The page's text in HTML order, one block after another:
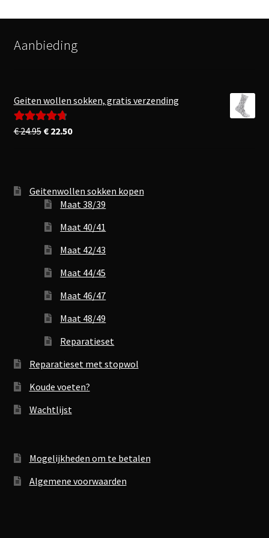
Aanbieding
Geiten wollen sokken, gratis verzending
Gewaardeerd
€24.95 Oorspronkelijke
€22.50Huidige
Geitenwollen sokken kopen
Maat 38/39
Maat 40/41
Maat 42/43
Maat 44/45
Maat 46/47
Maat 48/49
Reparatieset
Reparatieset met stopwol
Koude voeten?
Wachtlijst
Mogelijkheden om te betalen
Algemene voorwaarden